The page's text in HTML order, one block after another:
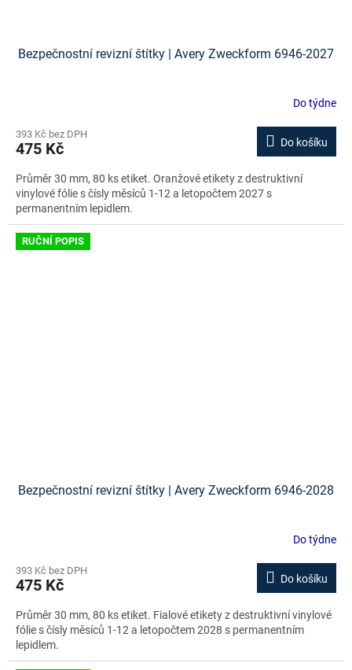
Bezpečnostní revizní štítky | Avery Zweckform 6946-2027
Do týdne
393 Kč bez DPH
475 Kč Do košíku
Průměr 30 mm, 80 ks etiket. Oranžové etikety z destruktivní
vinylové fólie s čísly měsíců 1-12 a letopočtem 2027 s
permanentním lepidlem.
RUČNÍ POPIS
Bezpečnostní revizní štítky | Avery Zweckform 6946-2028
Do týdne
393 Kč bez DPH
475 Kč Do košíku
Průměr 30 mm, 80 ks etiket. Fialové etikety z destruktivní vinylové
fólie s čísly měsíců 1-12 a letopočtem 2028 s permanentním
lepidlem.